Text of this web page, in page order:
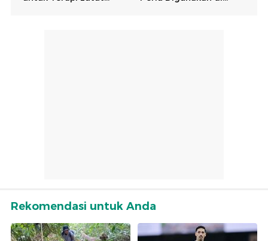
Rekomendasi untuk Anda